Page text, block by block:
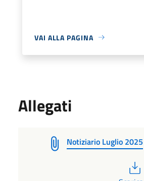
VAI ALLA PAGINA
Allegati
Notiziario Luglio 2025